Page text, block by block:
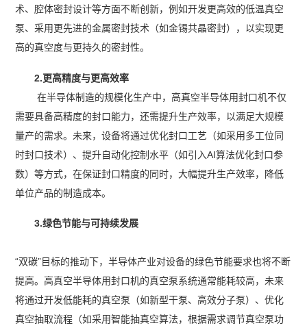
术、腔体密封设计等方面不断创新，例如开发更高效的低温真空
泵、采用更先进的金属密封技术（如金锡共晶密封），以实现更
高的真空度与更持久的密封性。
2.更高精度与更高效率
在半导体制造的规模化生产中，高真空半导体用封口机不仅
需要具备高精度的封口能力，还需提升生产效率，以满足大规模
量产的需求。未来，设备将通过优化封口工艺（如采用多工位同
时封口技术）、提升自动化控制水平（如引入AI算法优化封口参
数）等方式，在保证封口精度的同时，大幅提升生产效率，降低
单位产品的制造成本。
3.绿色节能与可持续发展
“双碳”目标的推动下，半导体产业对设备的绿色节能要求也将不断
提高。高真空半导体用封口机的真空泵系统通常能耗较高，未来
将通过开发低能耗的真空泵（如新型干泵、高效分子泵）、优化
真空抽取流程（如采用智能抽真空算法，根据需求调节真空泵功